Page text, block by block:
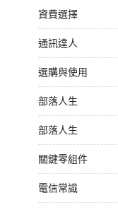
資費選擇
通訊達人
選購與使用
部落人生
部落人生
關鍵零組件
電信常識